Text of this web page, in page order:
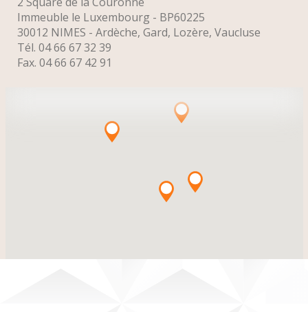
Immeuble le Luxembourg - BP60225
30012 NIMES - Ardèche, Gard, Lozère, Vaucluse
Tél. 04 66 67 32 39
Fax. 04 66 67 42 91